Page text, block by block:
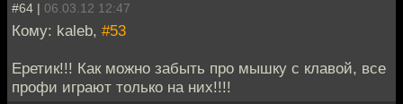
#64 | 06.03.12 12:47
Кому: kaleb, #53
Еретик!!! Как можно забыть про мышку с клавой, все
профи играют только на них!!!!